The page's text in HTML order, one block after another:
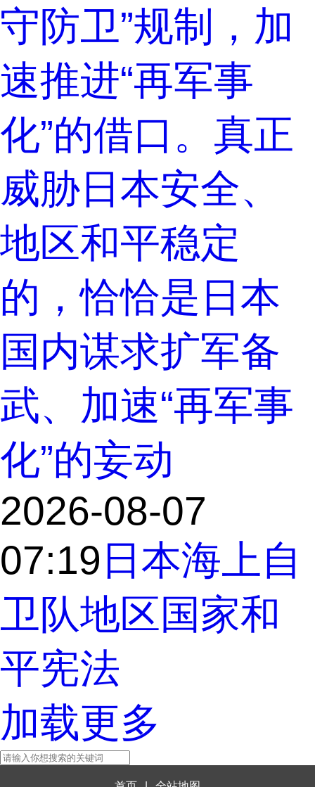
守防卫”规制，加
速推进“再军事
化”的借口。真正
威胁日本安全、
地区和平稳定
的，恰恰是日本
国内谋求扩军备
武、加速“再军事
化”的妄动
2026-08-07
07:19 日本海上自
卫队地区国家和
平宪法
加载更多